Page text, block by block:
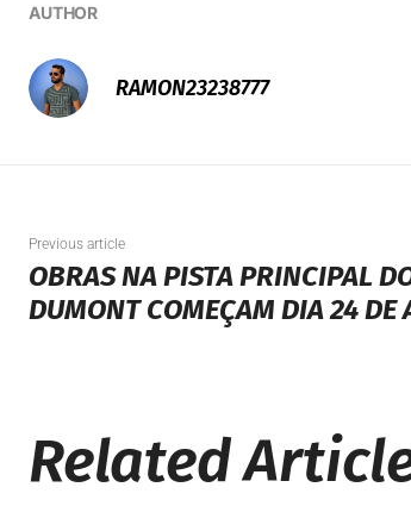
AUTHOR
RAMON23238777
Previous article
OBRAS NA PISTA PRINCIPAL
DUMONT COMEÇAM DIA 24 DE
Related